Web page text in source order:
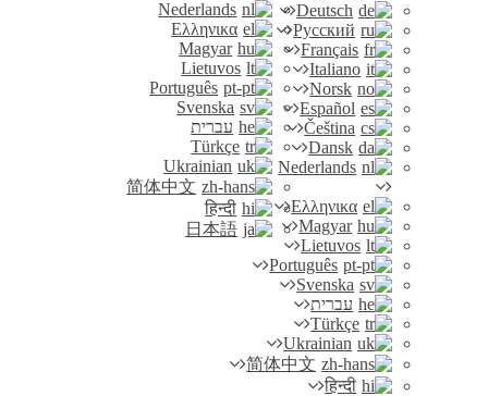
Nederlands
Ελληνικα
Magyar
Lietuvos
Português
Svenska
עברית
Türkçe
Ukrainian
简体中文
हिन्दी
日本語
Deutsch
Русский
Français
Italiano
Norsk
Español
Čeština
Dansk
Nederlands
Ελληνικα
Magyar
Lietuvos
Português
Svenska
עברית
Türkçe
Ukrainian
简体中文
हिन्दी